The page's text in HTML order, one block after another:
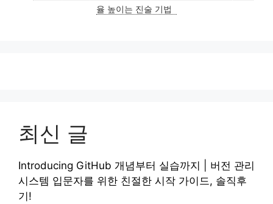
율 높이는 진술 기법
최신 글
Introducing GitHub 개념부터 실습까지 | 버전 관리
시스템 입문자를 위한 친절한 시작 가이드, 솔직후
기!